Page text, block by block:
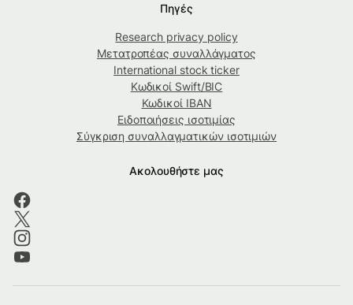
Πηγές
Research privacy policy
Μετατροπέας συναλλάγματος
International stock ticker
Κωδικοί Swift/BIC
Κωδικοί IBAN
Ειδοποιήσεις ισοτιμίας
Σύγκριση συναλλαγματικών ισοτιμιών
Ακολουθήστε μας